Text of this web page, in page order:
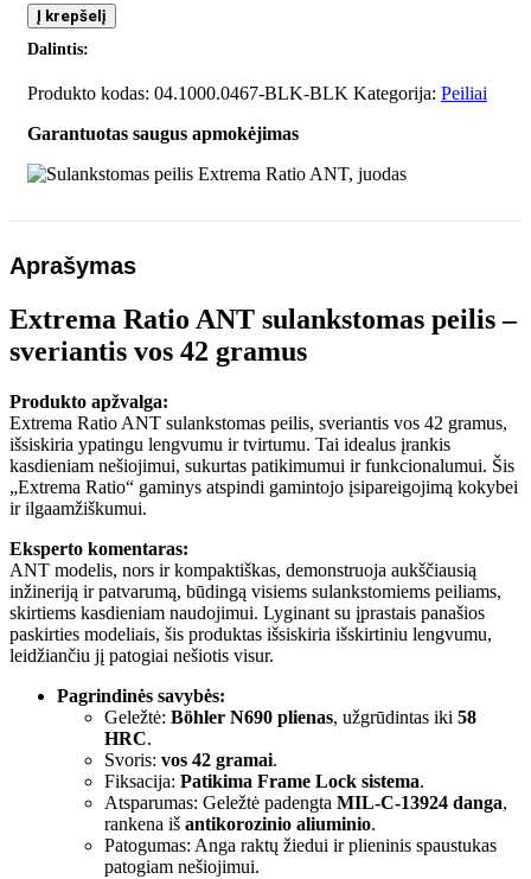
produkto
kiekis:
Sulankstomas
Extrema
ANT,
juodas
Į krepšelį
Dalintis:
Produkto kodas: 04.1000.0467-BLK-BLK Kategorija: Peiliai
Garantuotas saugus apmokėjimas
Aprašymas
Extrema Ratio ANT sulankstomas peilis –
sveriantis vos 42 gramus
Produkto apžvalga:
Extrema Ratio ANT sulankstomas peilis, sveriantis vos 42 gramus,
išsiskiria ypatingu lengvumu ir tvirtumu. Tai idealus įrankis
kasdieniam nešiojimui, sukurtas patikimumui ir funkcionalumui. Šis
„Extrema Ratio“ gaminys atspindi gamintojo įsipareigojimą kokybei
ir ilgaamžiškumui.
Eksperto komentaras:
ANT modelis, nors ir kompaktiškas, demonstruoja aukščiausią
inžineriją ir patvarumą, būdingą visiems sulankstomiems peiliams,
skirtiems kasdieniam naudojimui. Lyginant su įprastais panašios
paskirties modeliais, šis produktas išsiskiria išskirtiniu lengvumu,
leidžiančiu jį patogiai nešiotis visur.
Pagrindinės savybės:
Geležtė: Böhler N690 plienas, užgrūdintas iki 58
HRC.
Svoris: vos 42 gramai.
Fiksacija: Patikima Frame Lock sistema.
Atsparumas: Geležtė padengta MIL-C-13924 danga,
rankena iš antikorozinio aliuminio.
Patogumas: Anga raktų žiedui ir plieninis spaustukas
patogiam nešiojimui.